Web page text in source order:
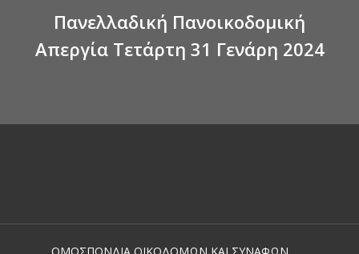
Πανελλαδική Πανοικοδομική
Απεργία Τετάρτη 31 Γενάρη 2024